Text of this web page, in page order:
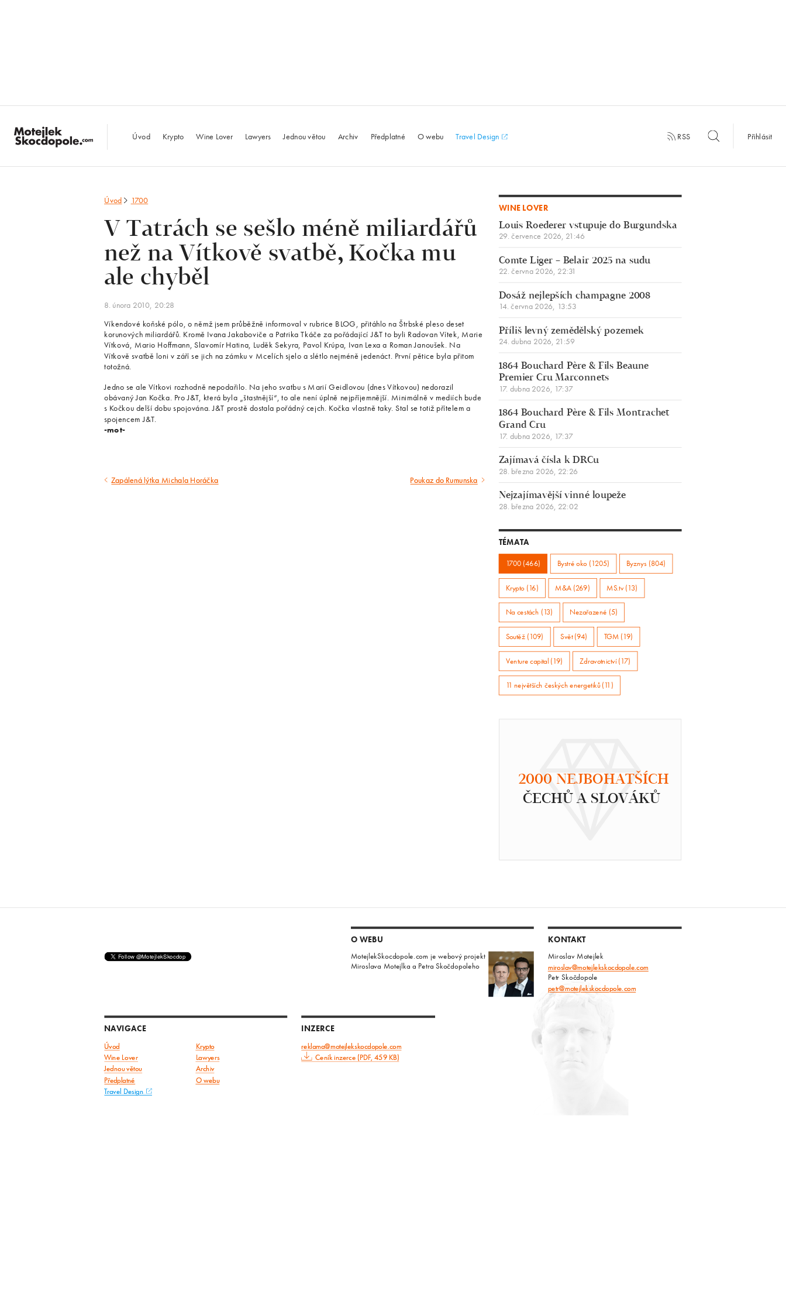
MotejlekSkocdopole.com
Úvod Krypto Wine Lover Lawyers Jednou větou Archiv Předplatné O webu Travel Design RSS Přihlásit
Úvod 1700
V Tatrách se sešlo méně miliardářů
než na Vítkově svatbě, Kočka mu
ale chyběl
8. února 2010, 20:28
Víkendové koňské pólo, o němž jsem průběžně informoval v rubrice BLOG, přitáhlo na Štrbské pleso deset
korunových miliardářů. Kromě Ivana Jakaboviče a Patrika Tkáče za pořádající J&T to byli Radovan Vítek, Marie
Vítková, Mario Hoffmann, Slavomír Hatina, Luděk Sekyra, Pavol Krúpa, Ivan Lexa a Roman Janoušek. Na
Vítkově svatbě loni v září se jich na zámku v Mcelích sjelo a slétlo nejméně jedenáct. První pětice byla přitom
totožná.
Jedno se ale Vítkovi rozhodně nepodařilo. Na jeho svatbu s Marií Geidlovou (dnes Vítkovou) nedorazil
obávaný Jan Kočka. Pro J&T, která byla „štastnější“, to ale není úplně nejpříjemnější. Minimálně v mediích bude
s Kočkou delší dobu spojována. J&T prostě dostala pořádný cejch. Kočka vlastně taky. Stal se totiž přítelem a
spojencem J&T.
-mot-
Předcházející
Zapálená lýtka Michala Horáčka Poukaz do Rumunska
WINE LOVER
Louis Roederer vstupuje do Burgundska
29. července 2026, 21:46
Comte Liger – Belair 2025 na sudu
22. června 2026, 22:31
Dosáž nejlepších champagne 2008
14. června 2026, 13:53
Příliš levný zemědělský pozemek
24. dubna 2026, 21:59
1864 Bouchard Père & Fils Beaune
Premier Cru Marconnets
17. dubna 2026, 17:37
1864 Bouchard Père & Fils Montrachet
Grand Cru
17. dubna 2026, 17:37
Zajímavá čísla k DRCu
28. března 2026, 22:26
Nejzajímavější vinné loupeže
28. března 2026, 22:02
TÉMATA
1700 (466) Bystré oko (1205) Byznys (804)
Krypto (16) M&A (269) MS.tv (13)
Na cestách (13) Nezařazené (5)
Soutěž (109) Svět (94) TGM (19)
Venture capital (19) Zdravotnictví (17)
11 největších českých energetiků (11)
2000 NEJBOHATŠÍCH
ČECHŮ A SLOVÁKŮ
O WEBU
MotejlekSkocdopole.com je webový projekt
Miroslava Motejlka a Petra Skočdopoleho
KONTAKT
Miroslav Motejlek
miroslav@motejlekskocdopole.com
Petr Skočdopole
petr@motejlekskocdopole.com
NAVIGACE
Úvod Krypto
Wine Lover
Lawyers
Jednou větou
Archiv
Předplatné O webu
Travel Design
INZERCE
reklama@motejlekskocdopole.com
Ceník inzerce (PDF, 459 KB)